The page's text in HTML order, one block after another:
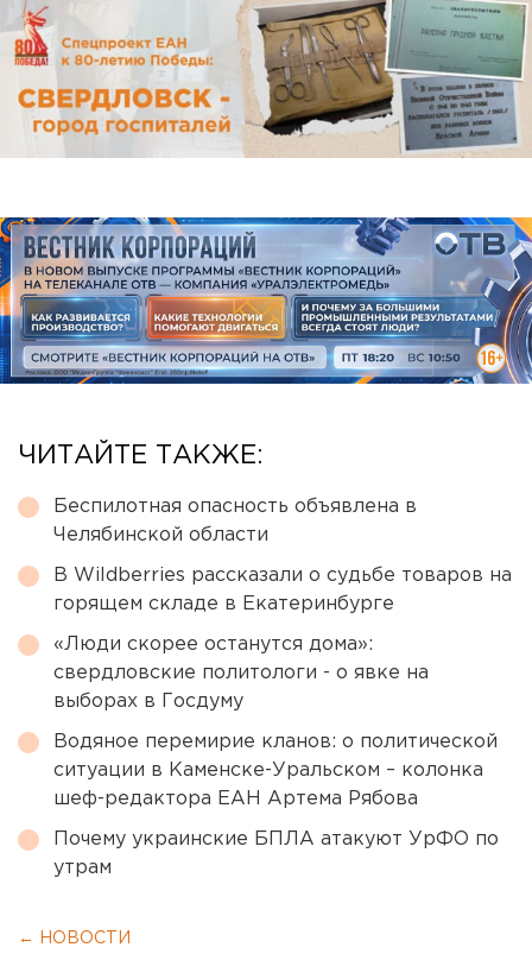
ЧИТАЙТЕ ТАКЖЕ:
Беспилотная опасность объявлена в
Челябинской области
В Wildberries рассказали о судьбе товаров на
горящем складе в Екатеринбурге
«Люди скорее останутся дома»:
свердловские политологи - о явке на
выборах в Госдуму
Водяное перемирие кланов: о политической
ситуации в Каменске-Уральском – колонка
шеф-редактора ЕАН Артема Рябова
Почему украинские БПЛА атакуют УрФО по
утрам
← НОВОСТИ